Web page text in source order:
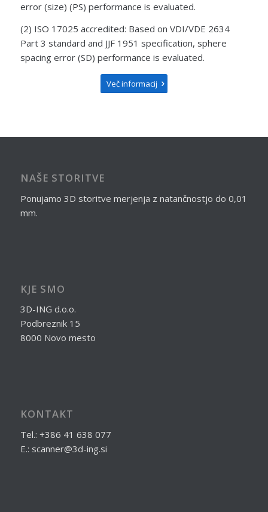
error (size) (PS) performance is evaluated.
(2) ISO 17025 accredited: Based on VDI/VDE 2634
Part 3 standard and JJF 1951 specification, sphere
spacing error (SD) performance is evaluated.
Več informacij
NAŠE STORITVE
Ponujamo 3D storitve merjenja z natančnostjo do 0,01
mm.
KJE SMO
3D-ING d.o.o.
Podbreznik 15
8000 Novo mesto
KONTAKT
Tel.: +386 41 638 077
E.: scanner@3d-ing.si